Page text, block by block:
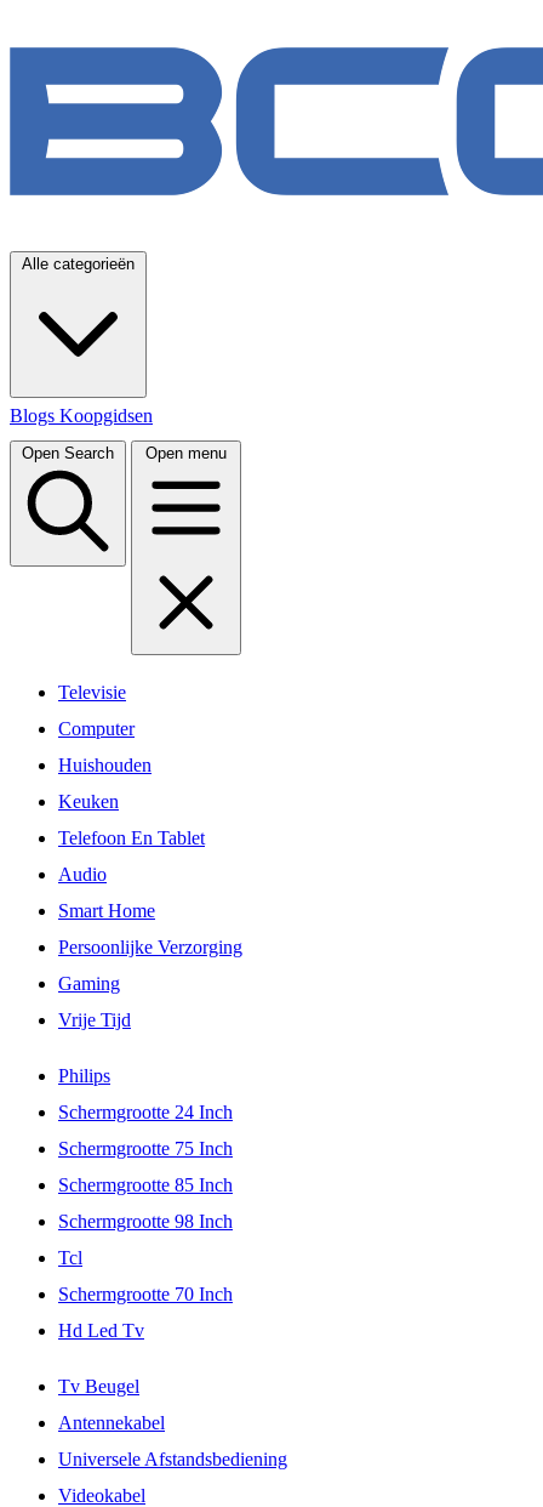
Alle categorieën
Blogs Koopgidsen
Open Search Open menu
Televisie
Computer
Huishouden
Keuken
Telefoon En Tablet
Audio
Smart Home
Persoonlijke Verzorging
Gaming
Vrije Tijd
Philips
Schermgrootte 24 Inch
Schermgrootte 75 Inch
Schermgrootte 85 Inch
Schermgrootte 98 Inch
Tcl
Schermgrootte 70 Inch
Hd Led Tv
Tv Beugel
Antennekabel
Universele Afstandsbediening
Videokabel